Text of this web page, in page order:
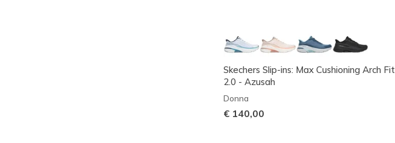
Skechers Slip-ins: Max Cushioning Arch Fit
2.0 - Azusah
Donna
€ 140,00